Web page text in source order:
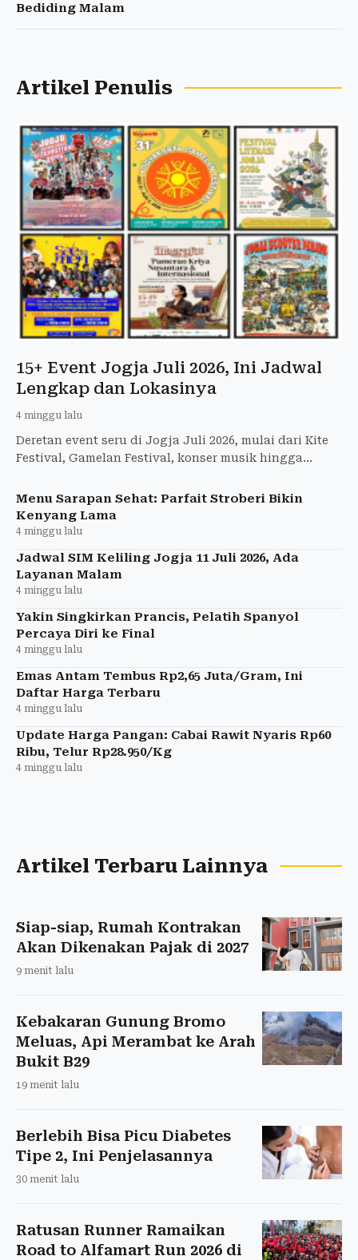
Bediding Malam
Artikel Penulis
15+ Event Jogja Juli 2026, Ini Jadwal
Lengkap dan Lokasinya
4 minggu lalu
Deretan event seru di Jogja Juli 2026, mulai dari Kite
Festival, Gamelan Festival, konser musik hingga
Menu Sarapan Sehat: Parfait Stroberi Bikin
Kenyang Lama
4 minggu lalu
Jadwal SIM Keliling Jogja 11 Juli 2026, Ada
Layanan Malam
4 minggu lalu
Yakin Singkirkan Prancis, Pelatih Spanyol
Percaya Diri ke Final
4 minggu lalu
Emas Antam Tembus Rp2,65 Juta/Gram, Ini
Daftar Harga Terbaru
4 minggu lalu
Update Harga Pangan: Cabai Rawit Nyaris Rp60
Ribu, Telur Rp28.950/Kg
4 minggu lalu
Artikel Terbaru Lainnya
Siap-siap, Rumah Kontrakan
Akan Dikenakan Pajak di 2027
9 menit lalu
Kebakaran Gunung Bromo
Meluas, Api Merambat ke Arah
Bukit B29
19 menit lalu
Berlebih Bisa Picu Diabetes
Tipe 2, Ini Penjelasannya
30 menit lalu
Ratusan Runner Ramaikan
Road to Alfamart Run 2026 di